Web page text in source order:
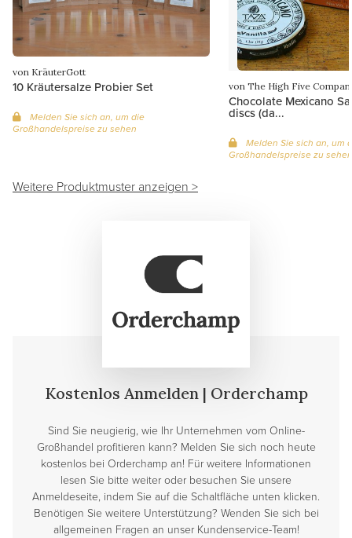
von KräuterGott
10 Kräutersalze Probier Set
Melden Sie sich an, um die
Großhandelspreise zu sehen
von The High Five
Chocolate Mexicano
discs (da...
Melden Sie sich an, um
Großhandelspreise zu sehen
Weitere Produktmuster anzeigen >
Kostenlos Anmelden | Orderchamp
Sind Sie neugierig, wie Ihr Unternehmen vom Online-
Großhandel profitieren kann? Melden Sie sich noch heute
kostenlos bei Orderchamp an! Für weitere Informationen
lesen Sie bitte weiter oder besuchen Sie unsere
Anmeldeseite, indem Sie auf die Schaltfläche unten klicken.
Benötigen Sie weitere Unterstützung? Wenden Sie sich bei
allgemeinen Fragen an unser Kundenservice-Team!